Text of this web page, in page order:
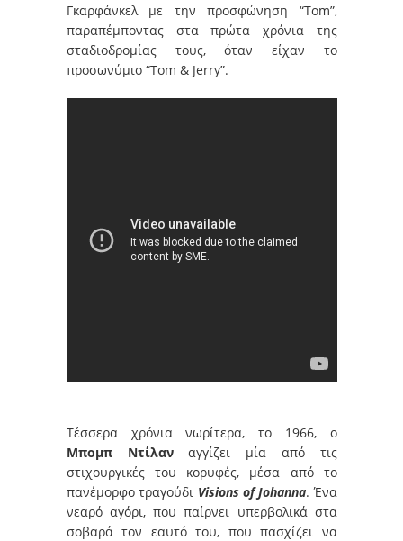
Γκαρφάνκελ με την προσφώνηση “Tom”,
παραπέμποντας στα πρώτα χρόνια της
σταδιοδρομίας τους, όταν είχαν το
προσωνύμιο “Tom & Jerry”.
Τέσσερα χρόνια νωρίτερα, το 1966, ο
Μπομπ Ντίλαναγγίζει μία από τις
στιχουργικές του κορυφές, μέσα από το
πανέμορφο τραγούδι Visions of Johanna. Ένα
νεαρό αγόρι, που παίρνει υπερβολικά στα
σοβαρά τον εαυτό του, που πασχίζει να